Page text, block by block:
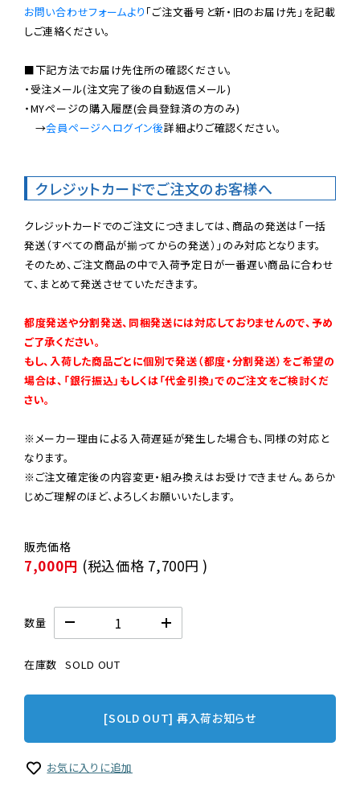
お問い合わせフォームより 「ご注文番号と新・旧のお届け先」を記載
しご連絡ください。
■下記方法でお届け先住所の確認ください。
・受注メール(注文完了後の自動返信メール)
・MYページの購入履歴(会員登録済の方のみ)
→会員ページへログイン後詳細よりご確認ください。
クレジットカードでご注文のお客様へ
クレジットカードでのご注文につきましては、商品の発送は「一括
発送（すべての商品が揃ってからの発送）」のみ対応となります。
そのため、ご注文商品の中で入荷予定日が一番遅い商品に合わせ
て、まとめて発送させていただきます。
都度発送や分割発送、同梱発送には対応しておりませんので、予め
ご了承ください。
もし、入荷した商品ごとに個別で発送（都度・分割発送）をご希望の
場合は、「銀行振込」もしくは「代金引換」でのご注文をご検討くだ
さい。
※メーカー理由による入荷遅延が発生した場合も、同様の対応と
なります。
※ご注文確定後の内容変更・組み換えはお受けできません。あらか
じめご理解のほど、よろしくお願いいたします。
7,000円 (税込価格 7,700円 )
数量
在庫数 SOLD OUT
[SOLD OUT] 再入荷お知らせ
お気に入りに追加